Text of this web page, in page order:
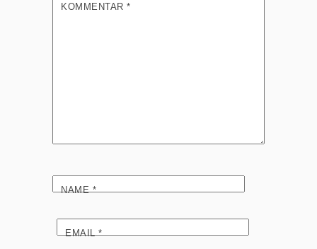
KOMMENTAR*
NAME*
EMAIL*